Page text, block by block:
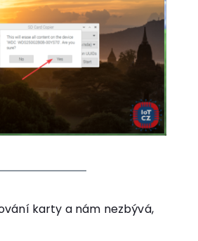
karty a nám nezbývá,